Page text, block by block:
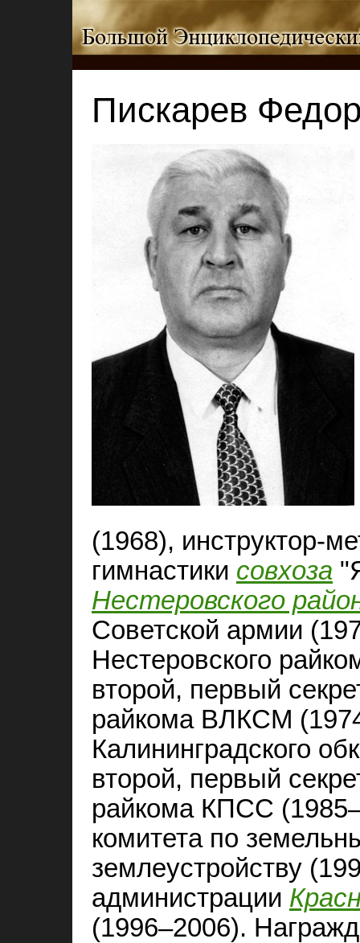
Пискарев
(1968), инструктор-
гимнастики совхоза
Нестеровского
Советской армии
Нестеровского
второй, первый
райкома ВЛКСМ
Калининградского
второй, первый
райкома КПСС
комитета по
землеустройству
администрации
(1996–2006).